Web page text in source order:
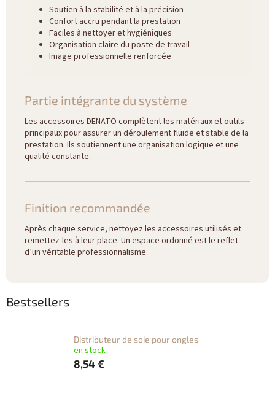
Soutien à la stabilité et à la précision
Confort accru pendant la prestation
Faciles à nettoyer et hygiéniques
Organisation claire du poste de travail
Image professionnelle renforcée
Partie intégrante du système
Les accessoires DENATO complètent les matériaux et outils
principaux pour assurer un déroulement fluide et stable de la
prestation. Ils soutiennent une organisation logique et une
qualité constante.
Finition recommandée
Après chaque service, nettoyez les accessoires utilisés et
remettez-les à leur place. Un espace ordonné est le reflet
d’un véritable professionnalisme.
Bestsellers
Distributeur de soie pour ongles
en stock
8,54 €